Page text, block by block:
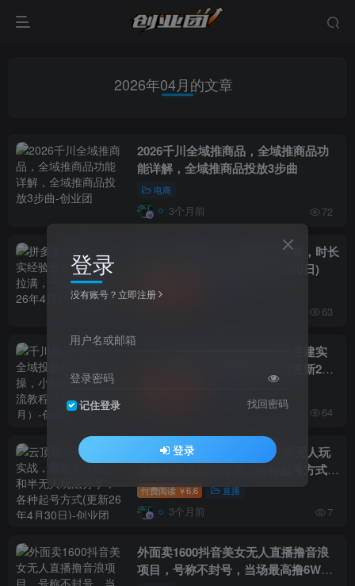
2026年04月的文章
2026千川全域推商品，全域推商品功
能详解，全域推商品投放3步曲
电商
3个月前 72
拼多多年费会员，实经验分享操，时长
拉满，干货拉满(更新26年4月30日)
付费阅读
63
千川商品卡短视频全域投放及搭建实
操，小白轻松学会投流教程（更新26
64
云顶联盟·无人直播实战，最新无人玩
法和半无人玩法分享，各种起号方式
(更新26年4月30日)
付费阅读 ￥6.6 直播
3个月前 7
外面卖1600抖音美女无人直播撸音浪
项目，号称不封号，当场最高撸6W音
登录
没有账号？立即注册
用户名或邮箱
登录密码
记住登录 找回密码
登录